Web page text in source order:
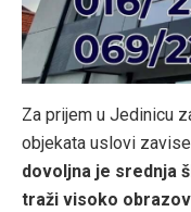
Za prijem u Jedinicu
objekata uslovi
dovoljna je srednja
traži visoko